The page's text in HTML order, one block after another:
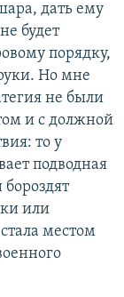
дать ему
будет
порядку,
Но мне
не были
и с должной
то у
подводная
или
местом